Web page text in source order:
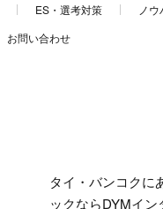
ES・選考対策
ノ
お問い合わせ
タイ・バンコクに
ックならDYMイ